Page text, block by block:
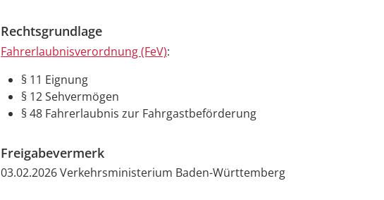
Rechtsgrundlage
Fahrerlaubnisverordnung (FeV):
§ 11 Eignung
§ 12 Sehvermögen
§ 48 Fahrerlaubnis zur Fahrgastbeförderung
Freigabevermerk
03.02.2026 Verkehrsministerium Baden-Württemberg